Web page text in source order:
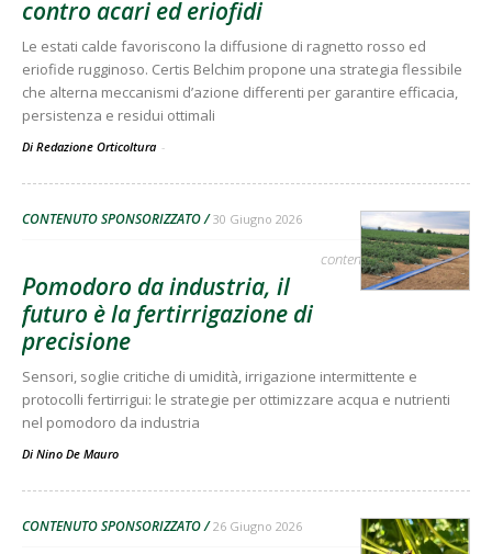
contro acari ed eriofidi
Le estati calde favoriscono la diffusione di ragnetto rosso ed
eriofide rugginoso. Certis Belchim propone una strategia flessibile
che alterna meccanismi d’azione differenti per garantire efficacia,
persistenza e residui ottimali
Di Redazione Orticoltura -
CONTENUTO SPONSORIZZATO 30 Giugno 2026
contenuto sponsorizzato
Pomodoro da industria, il
futuro è la fertirrigazione di
precisione
Sensori, soglie critiche di umidità, irrigazione intermittente e
protocolli fertirrigui: le strategie per ottimizzare acqua e nutrienti
nel pomodoro da industria
Di Nino De Mauro
CONTENUTO SPONSORIZZATO 26 Giugno 2026